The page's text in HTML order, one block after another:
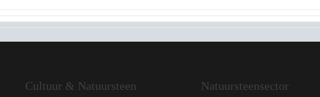
Cultuur & Natuursteen Natuursteensector